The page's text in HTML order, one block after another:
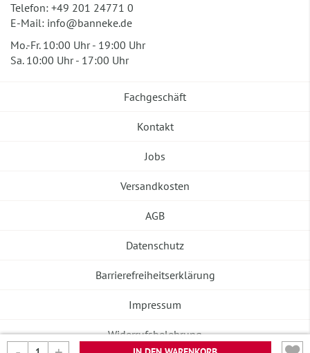
Telefon: +49 201 24771 0
E-Mail: info@banneke.de
Mo.-Fr. 10:00 Uhr - 19:00 Uhr
Sa. 10:00 Uhr - 17:00 Uhr
Fachgeschäft
Kontakt
Jobs
Versandkosten
AGB
Datenschutz
Barrierefreiheitserklärung
Impressum
Widerrufsbelehrung